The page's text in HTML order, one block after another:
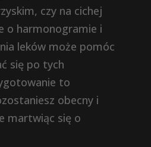
czy na cichej
o harmonogramie i
leków może pomóc
się po tych
to
obecny i
martwiąc się o